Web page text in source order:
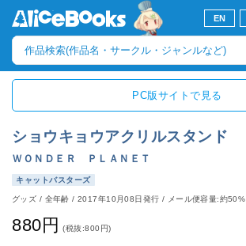
EN
PC版サイトで見る
ショウキョウアクリルスタンド
ＷＯＮＤＥＲ ＰＬＡＮＥＴ
キャットバスターズ
グッズ / 全年齢/2017年10月08日発行 / メール便容量:約50%
880円 (税抜:800円)